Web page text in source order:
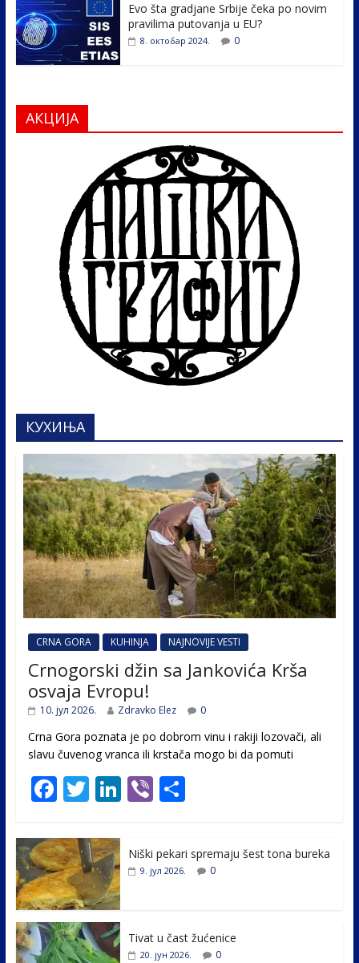
Evo šta gradjane Srbije čeka po novim
pravilima putovanja u EU?
8. октобар 2024. 0
АКЦИЈА
КУХИЊА
CRNA GORA KUHINJA NAJNOVIJE VESTI
Crnogorski džin sa Jankovića Krša
osvaja Evropu!
10. јул 2026. Zdravko Elez 0
Crna Gora poznata je po dobrom vinu i rakiji lozovači, ali
slavu čuvenog vranca ili krstača mogo bi da pomuti
F
e
b
o
o
k
T
itt
er
Li
e
Vi
er
S
e
Niški pekari spremaju šest tona bureka
9. јул 2026. 0
Tivat u čast žućenice
20. јун 2026. 0